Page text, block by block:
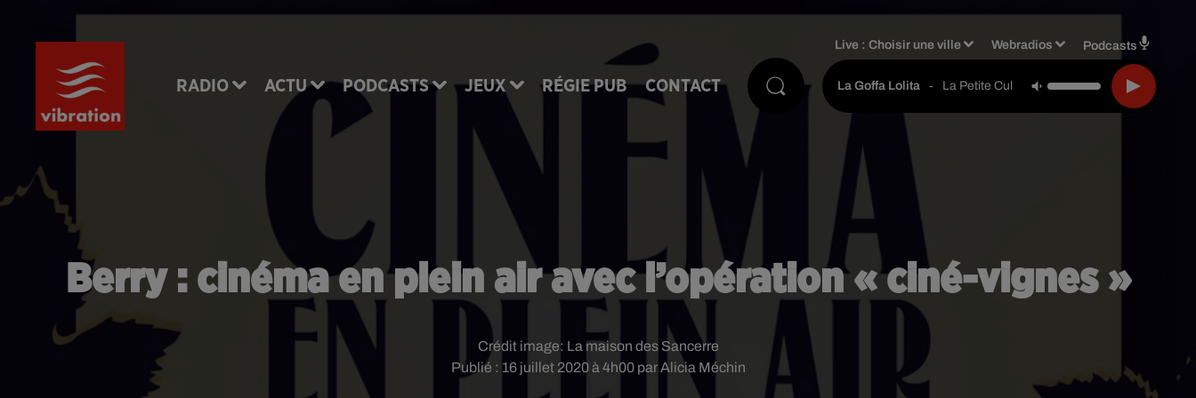
RADIO ACTU PODCASTS JEUX RÉGIE PUB CONTACT
Live :Choisir une ville Webradios Podcasts
La Goffa Lolita - La Petite Culotte
Berry : cinéma en plein air avec l’opération « ciné-vignes »
Publié : 16 juillet 2020 à 4h00 par Alicia Méchin
Crédit image: La maison des Sancerre